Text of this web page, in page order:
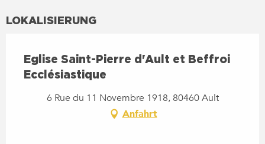
LOKALISIERUNG
Eglise Saint-Pierre d'Ault et Beffroi
Ecclésiastique
6 Rue du 11 Novembre 1918, 80460 Ault
Anfahrt